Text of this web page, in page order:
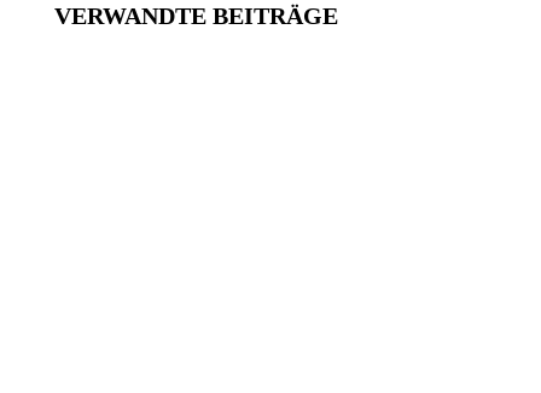
VERWANDTE BEITRÄGE